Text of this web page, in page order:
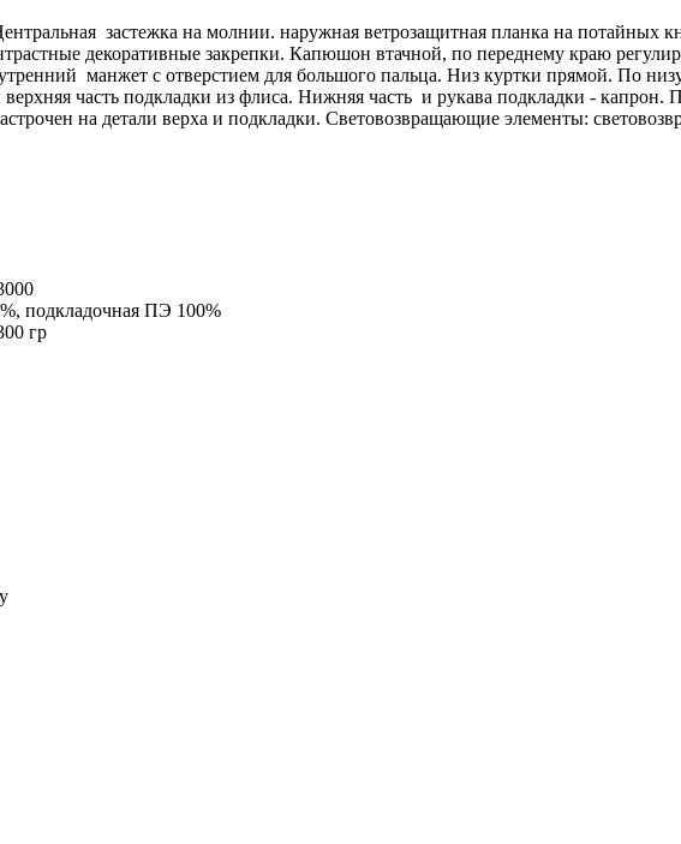
застежка на молнии. наружная ветрозащитная планка на
декоративные закрепки. Капюшон втачной, по переднему краю
манжет с отверстием для большого пальца. Низ куртки прямой. По
часть подкладки из флиса. Нижняя часть и рукава подкладки -
на детали верха и подкладки. Световозвращающие элементы:
подкладочная ПЭ 100%
гр